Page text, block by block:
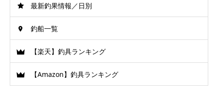
最新釣果情報／日別
釣船一覧
【楽天】釣具ランキング
【Amazon】釣具ランキング